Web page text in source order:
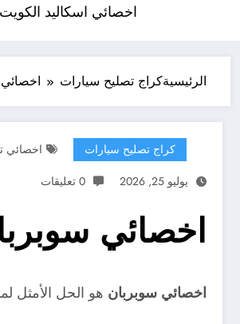
اخصائي اسكاليد الكويت / 99527787 / كراج تصليح سيارات
الرئيسيةكراج تصليح سيارات اخصائي سوبربان
كراج تصليح سيارات اخصائي
يوليو 25, 2026
0 تعليقات
اخصائي سوبربان الكويت /
اخصائي سوبربان هو الحل الأمثل